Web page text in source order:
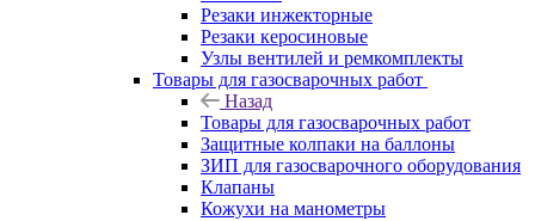
Резаки инжекторные
Резаки керосиновые
Узлы вентилей и ремкомплекты
Товары для газосварочных работ
Назад
Товары для газосварочных работ
Защитные колпаки на баллоны
ЗИП для газосварочного оборудования
Клапаны
Кожухи на манометры